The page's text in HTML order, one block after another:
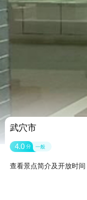
武穴市
4.0 分 一般
查看景点简介及开放时间